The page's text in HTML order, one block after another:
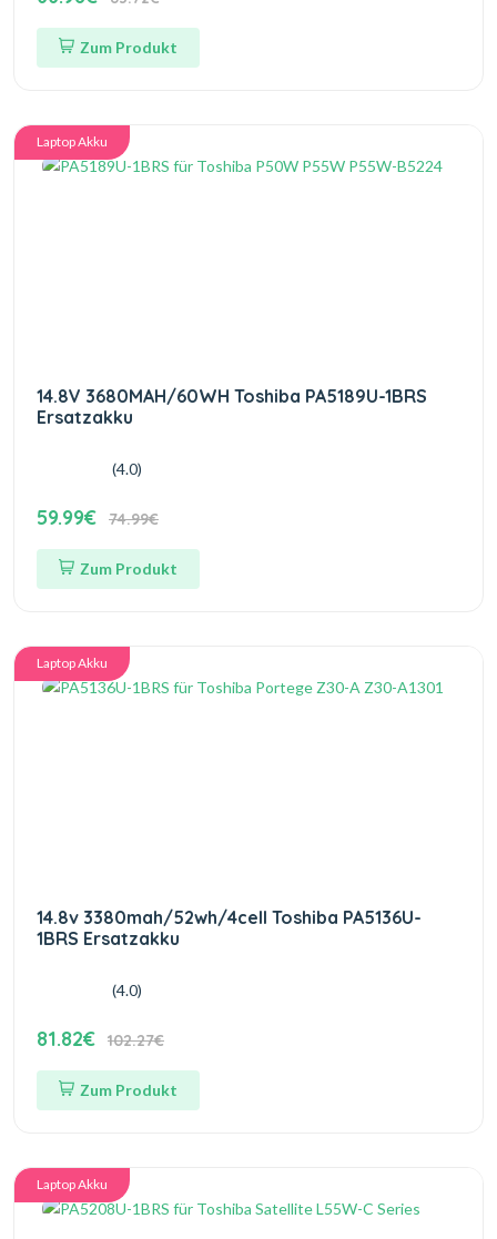
Zum Produkt
Laptop Akku
14.8V 3680MAH/60WH Toshiba PA5189U-1BRS
Ersatzakku
(4.0)
59.99€ 74.99€
Zum Produkt
Laptop Akku
14.8v 3380mah/52wh/4cell Toshiba PA5136U-
1BRS Ersatzakku
(4.0)
81.82€ 102.27€
Zum Produkt
Laptop Akku